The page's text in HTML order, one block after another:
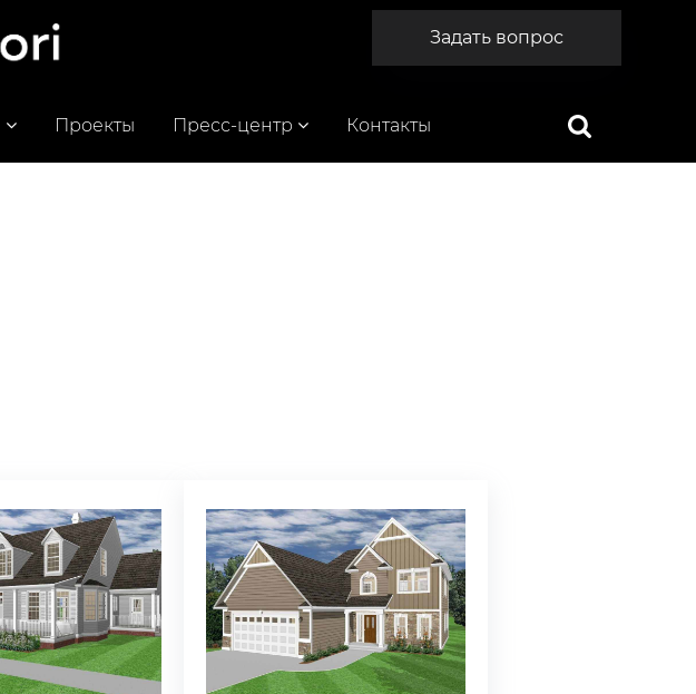
Задать вопрос
Проекты Пресс-центр Контакты